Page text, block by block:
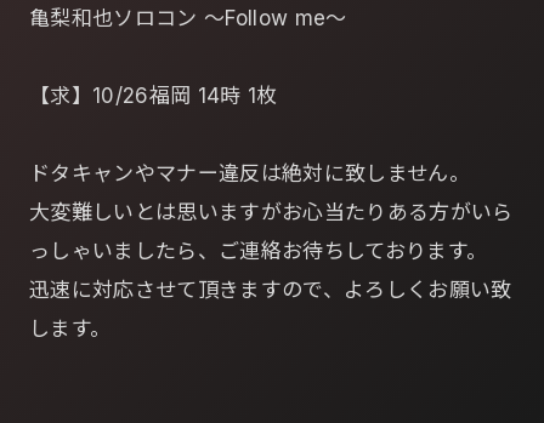
亀梨和也ソロコン ～Follow me～
【求】10/26福岡 14時 1枚
ドタキャンやマナー違反は絶対に致しません。
大変難しいとは思いますがお心当たりある方がいら
っしゃいましたら、ご連絡お待ちしております。
迅速に対応させて頂きますので、よろしくお願い致
します。